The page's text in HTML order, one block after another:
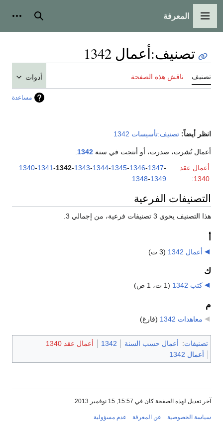
القائمة الرئيسية
المعرفة بحث
تصنيف:أعمال 1342
تصنيف ناقش هذه الصفحة أدوات
مساعدة
انظر أيضاً: تصنيف:تأسيسات 1342
أعمال نُشرت، صدرت، أو أنتجت في سنة 1342
أعمال عقد
1340
:
1340-1341-1342-1343-1344-1345-1346-1347-
1348-1349
التصنيفات الفرعية
هذا التصنيف يحوي 3 تصنيفات فرعية، من إجمالي 3.
أعمال 1342 (3 ت)
ك
كتب 1342 (1 ت، 1 ص)
م
معاهدات 1342 (فارغ)
تصنيفات: أعمال حسب السنة 1342
أعمال عقد 1340
أعمال 1342
آخر تعديل لهذه الصفحة كان في 15:57, 15 نوفمبر 2013.
سياسة الخصوصية عن المعرفة عدم مسؤولية